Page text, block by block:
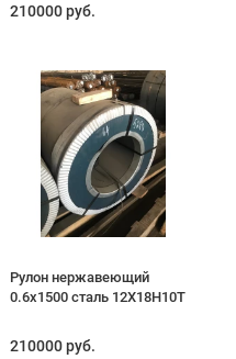
210000 руб.
Рулон нержавеющий
0.6х1500 сталь 12Х18Н10Т
210000 руб.